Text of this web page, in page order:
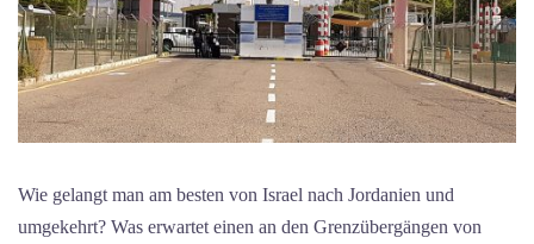
Wie gelangt man am besten von Israel nach Jordanien und
umgekehrt? Was erwartet einen an den Grenzübergängen von